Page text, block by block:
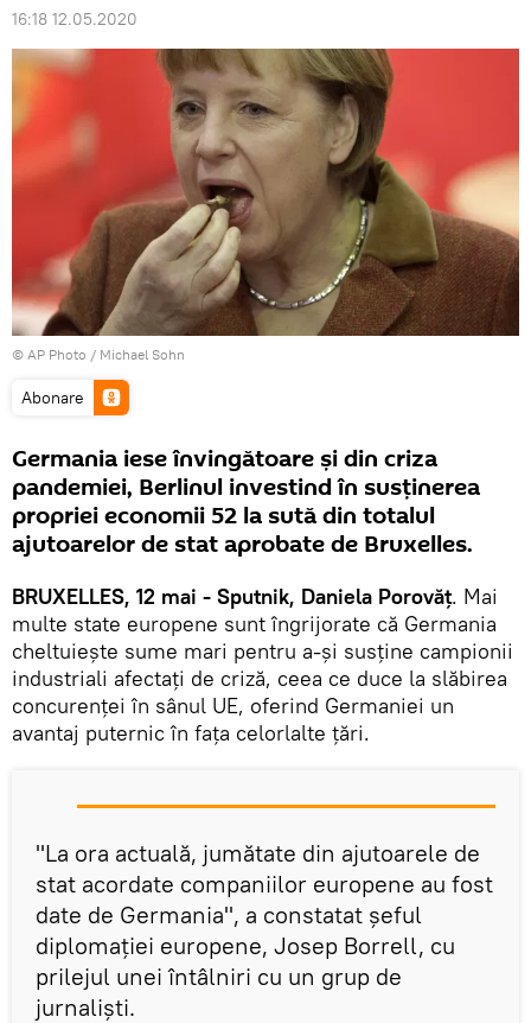
16:18 12.05.2020
© AP Photo / Michael Sohn
Abonare
Germania iese învingătoare și din criza
pandemiei, Berlinul investind în susținerea
propriei economii 52 la sută din totalul
ajutoarelor de stat aprobate de Bruxelles.
BRUXELLES, 12 mai - Sputnik, Daniela Porovăț. Mai
multe state europene sunt îngrijorate că Germania
cheltuieşte sume mari pentru a-şi susţine campionii
industriali afectaţi de criză, ceea ce duce la slăbirea
concurenţei în sânul UE, oferind Germaniei un
avantaj puternic în fața celorlalte țări.
"La ora actuală, jumătate din ajutoarele de
stat acordate companiilor europene au fost
date de Germania", a constatat şeful
diplomaţiei europene, Josep Borrell, cu
prilejul unei întâlniri cu un grup de
jurnalişti.